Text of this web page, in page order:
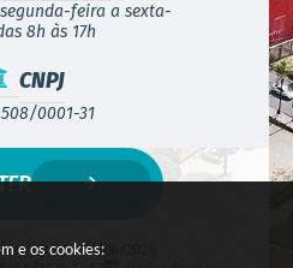
e os cookies:
feira a sexta-
8h às 17h
CNPJ
0001-31
3.5.3 - 19/06/2026